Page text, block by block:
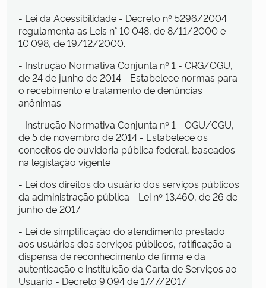
- Lei da Acessibilidade - Decreto nº 5296/2004
regulamenta as Leis n° 10.048, de 8/11/2000 e
10.098, de 19/12/2000.
- Instrução Normativa Conjunta nº 1 - CRG/OGU,
de 24 de junho de 2014 - Estabelece normas para
o recebimento e tratamento de denúncias
anônimas
- Instrução Normativa Conjunta nº 1 - OGU/CGU,
de 5 de novembro de 2014 - Estabelece os
conceitos de ouvidoria pública federal, baseados
na legislação vigente
- Lei dos direitos do usuário dos serviços públicos
da administração pública - Lei nº 13.460, de 26 de
junho de 2017
- Lei de simplificação do atendimento prestado
aos usuários dos serviços públicos, ratificação a
dispensa de reconhecimento de firma e da
autenticação e instituição da Carta de Serviços ao
Usuário - Decreto 9.094 de 17/7/2017